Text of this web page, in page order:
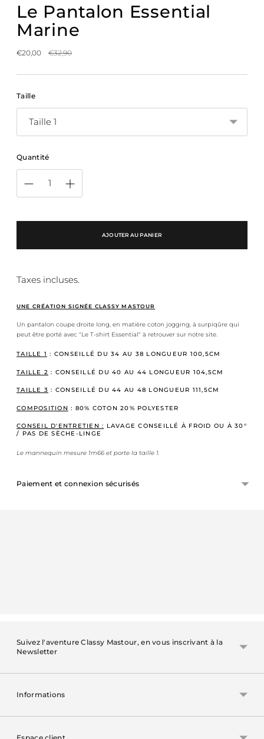
Le Pantalon Essential
Marine
€20,00
Prix
€32,90
Taille
Quantité
AJOUTER AU PANIER
Taxes incluses.
UNE CRÉATION SIGNÉE CLASSY MASTOUR
Un pantalon coupe droite long, en matière coton jogging, à surpiqûre qui
peut être porté avec "Le T-shirt Essential" à retrouver sur notre site.
TAILLE 1 : CONSEILLÉ DU 34 AU 38 LONGUEUR 100,5CM
TAILLE 2 : CONSEILLÉ DU 40 AU 44 LONGUEUR 104,5CM
TAILLE 3 : CONSEILLÉ DU 44 AU 48 LONGUEUR 111,5CM
COMPOSITION : 80% COTON 20% POLYESTER
CONSEIL D'ENTRETIEN : LAVAGE CONSEILLÉ À FROID OU À 30°
/ PAS DE SÈCHE-LINGE
Le mannequin mesure 1m66 et porte la taille 1.
Paiement et connexion sécurisés
Suivez l'aventure Classy Mastour, en vous inscrivant à la
Newsletter
Informations